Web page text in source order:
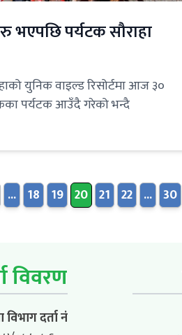
पर्यटक सौराहा
युनिक वाइल्ड रिसोर्टमा आज ३०
पर्यटक आउँदै गरेको भन्दै
... 18 19 20 21 22 ... 30
विवरण
दर्ता नं